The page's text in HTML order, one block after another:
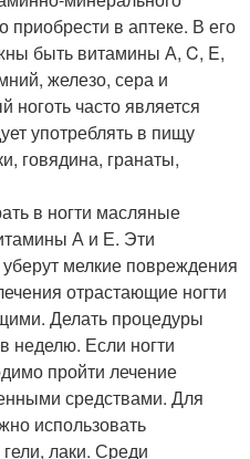
в аптеке. В его
быть витамины А, C, E,
железо, сера и
ноготь часто является
употреблять в пищу
говядина, гранаты,
в ногти масляные
А и Е. Эти
мелкие повреждения
отрастающие ногти
Делать процедуры
неделю. Если ногти
пройти лечение
средствами. Для
использовать
лаки. Среди